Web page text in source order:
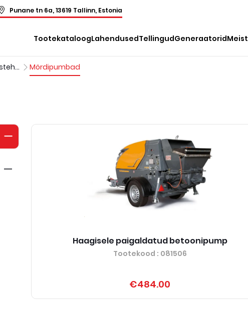
Punane tn 6a, 13619 Tallinn, Estonia
TootekataloogLahendusedTellingudGeneraatoridMeist
Betoonitöötlustehnika Mördipumbad
Haagisele paigaldatud betoonipump
Tootekood : 081506
€484.00